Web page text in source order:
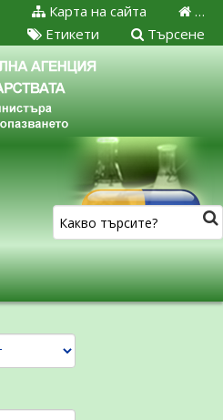
…
Карта на сайта
Търсене
Етикети